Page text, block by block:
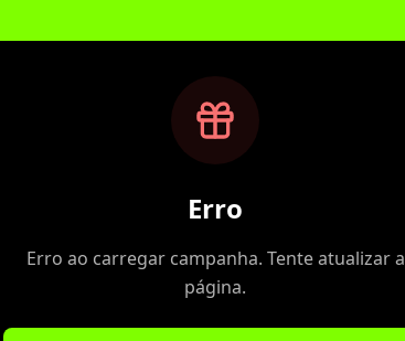
Erro
Erro ao carregar campanha. Tente atualizar a
página.